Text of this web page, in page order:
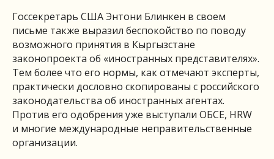
Госсекретарь США Энтони Блинкен в своем
письме также выразил беспокойство по поводу
возможного принятия в Кыргызстане
законопроекта об «иностранных представителях».
Тем более что его нормы, как отмечают эксперты,
практически дословно скопированы с российского
законодательства об иностранных агентах.
Против его одобрения уже выступали ОБСЕ, HRW
и многие международные неправительственные
организации.